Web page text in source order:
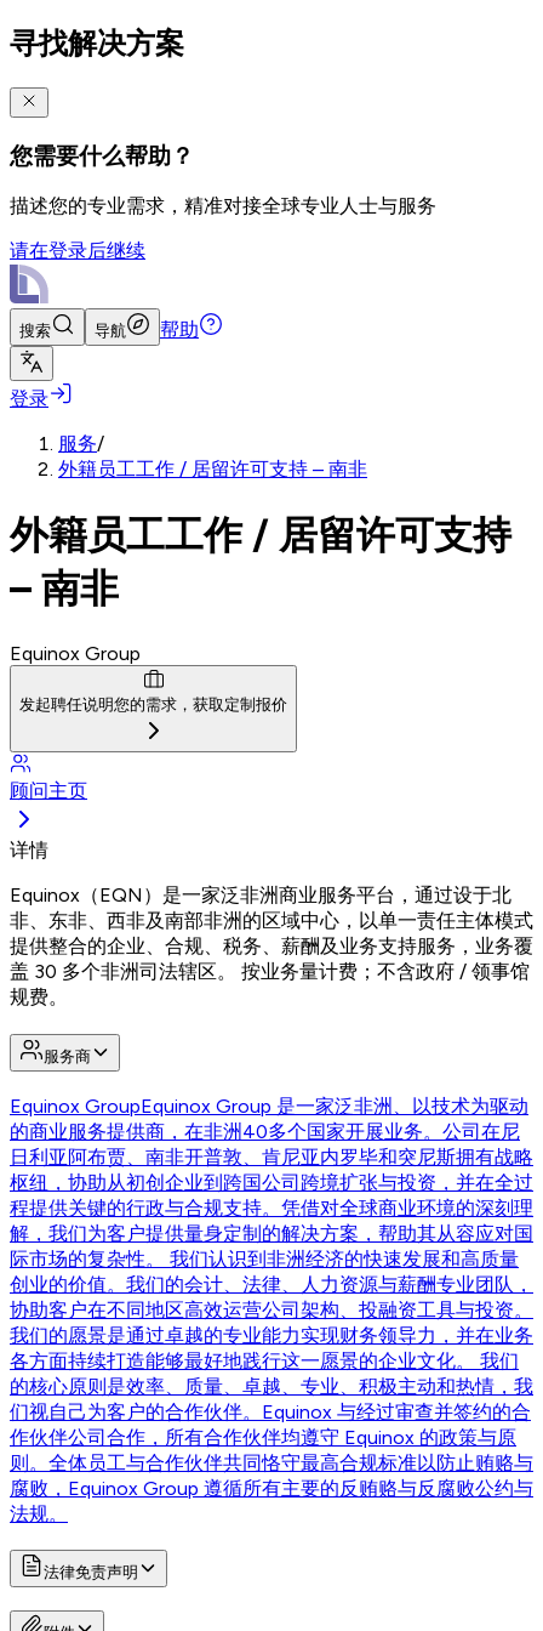
寻找解决方案
您需要什么帮助？
描述您的专业需求，精准对接全球专业人士与服务
请在登录后继续
搜索 导航 帮助
登录
服务/
外籍员工工作 / 居留许可支持 – 南非
外籍员工工作 / 居留许可支持
– 南非
Equinox Group
发起聘任说明您的需求，获取定制报价
顾问主页
详情
Equinox（EQN）是一家泛非洲商业服务平台，通过设于北
非、东非、西非及南部非洲的区域中心，以单一责任主体模式
提供整合的企业、合规、税务、薪酬及业务支持服务，业务覆
盖 30 多个非洲司法辖区。 按业务量计费；不含政府 / 领事馆
规费。
服务商
Equinox GroupEquinox Group 是一家泛非洲、以技术为驱动
的商业服务提供商，在非洲40多个国家开展业务。公司在尼
日利亚阿布贾、南非开普敦、肯尼亚内罗毕和突尼斯拥有战略
枢纽，协助从初创企业到跨国公司跨境扩张与投资，并在全过
程提供关键的行政与合规支持。凭借对全球商业环境的深刻理
解，我们为客户提供量身定制的解决方案，帮助其从容应对国
际市场的复杂性。 我们认识到非洲经济的快速发展和高质量
创业的价值。我们的会计、法律、人力资源与薪酬专业团队，
协助客户在不同地区高效运营公司架构、投融资工具与投资。
我们的愿景是通过卓越的专业能力实现财务领导力，并在业务
各方面持续打造能够最好地践行这一愿景的企业文化。 我们
的核心原则是效率、质量、卓越、专业、积极主动和热情，我
们视自己为客户的合作伙伴。Equinox 与经过审查并签约的合
作伙伴公司合作，所有合作伙伴均遵守 Equinox 的政策与原
则。全体员工与合作伙伴共同恪守最高合规标准以防止贿赂与
腐败，Equinox Group 遵循所有主要的反贿赂与反腐败公约与
法规。
法律免责声明